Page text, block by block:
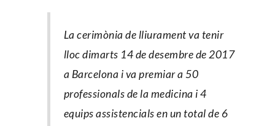
La cerimònia de lliurament va tenir
lloc dimarts 14 de desembre de 2017
a Barcelona i va premiar a 50
professionals de la medicina i 4
equips assistencials en un total de 6